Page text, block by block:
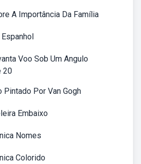
A Importância Da Família
Voo Sob Um Angulo
20
Pintado Por Van Gogh
Embaixo
Nomes
Colorido